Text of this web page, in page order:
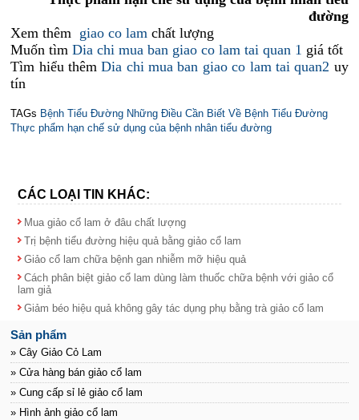
đường
Xem thêm giao co lam chất lượng
Muốn tìmDia chi mua ban giao co lam tai quan 1 giá tốt
Tìm hiểu thêmDia chi mua ban giao co lam tai quan2 uy
tín
TAGs Bệnh Tiểu Đường Những Điều Cần Biết Về Bệnh Tiểu Đường
Thực phẩm hạn chế sử dụng của bệnh nhân tiểu đường
CÁC LOẠI TIN KHÁC:
Mua giảo cổ lam ở đâu chất lượng
Trị bệnh tiểu đường hiệu quả bằng giảo cổ lam
Giảo cổ lam chữa bệnh gan nhiễm mỡ hiệu quả
Cách phân biệt giảo cổ lam dùng làm thuốc chữa bệnh với giảo cổ
lam giả
Giảm béo hiệu quả không gây tác dụng phụ bằng trà giảo cổ lam
Sản phẩm
» Cây Giảo Cỏ Lam
» Cửa hàng bán giảo cổ lam
» Cung cấp sỉ lẻ giảo cổ lam
» Hình ảnh giảo cổ lam